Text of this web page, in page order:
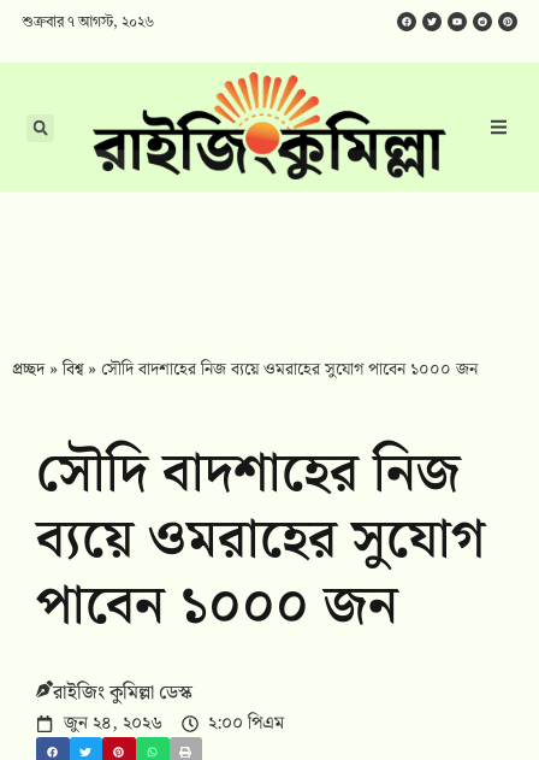
শুক্রবার ৭ আগস্ট, ২০২৬
প্রচ্ছদ»বিশ্ব» সৌদি বাদশাহের নিজ ব্যয়ে ওমরাহের সুযোগ পাবেন ১০০০ জন
সৌদি বাদশাহের নিজ
ব্যয়ে ওমরাহের সুযোগ
পাবেন ১০০০ জন
রাইজিং কুমিল্লা ডেস্ক
জুন ২৪, ২০২৬ ২:০০ পিএম